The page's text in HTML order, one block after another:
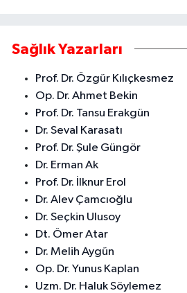
Sağlık Yazarları
Prof. Dr. Özgür Kılıçkesmez
Op. Dr. Ahmet Bekin
Prof. Dr. Tansu Erakgün
Dr. Seval Karasatı
Prof. Dr. Şule Güngör
Dr. Erman Ak
Prof. Dr. İlknur Erol
Dr. Alev Çamcıoğlu
Dr. Seçkin Ulusoy
Dt. Ömer Atar
Dr. Melih Aygün
Op. Dr. Yunus Kaplan
Uzm. Dr. Haluk Söylemez